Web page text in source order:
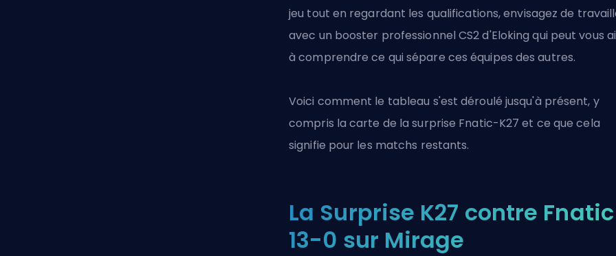
jeu tout en regardant les qualifications, envisagez de
avec un booster professionnel CS2 d'Eloking qui peut vous
à comprendre ce qui sépare ces équipes des autres.
Voici comment le tableau s'est déroulé jusqu'à présent, y
compris la carte de la surprise Fnatic-K27 et ce que cela
signifie pour les matchs restants.
La Surprise K27 contre
13-0 sur Mirage